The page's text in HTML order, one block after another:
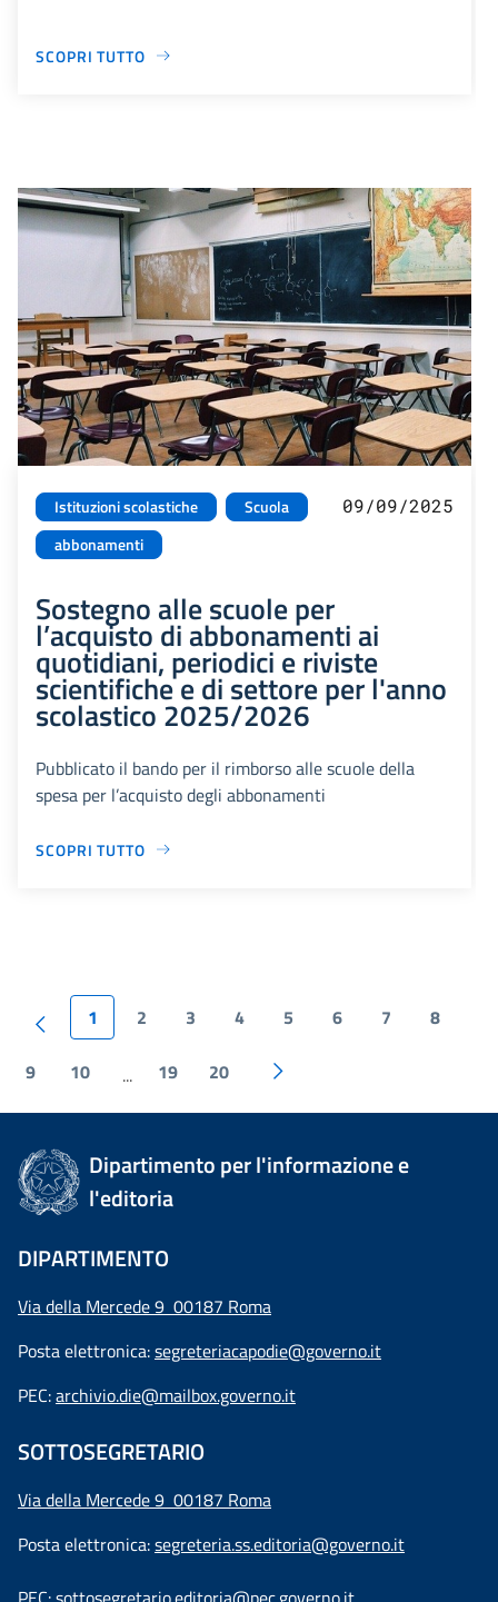
SCOPRI TUTTO
Istituzioni scolastiche
Scuola
abbonamenti
09/09/2025
Sostegno alle scuole per
l’acquisto di abbonamenti ai
quotidiani, periodici e riviste
scientifiche e di settore per l'anno
scolastico 2025/2026
Pubblicato il bando per il rimborso alle scuole della
spesa per l’acquisto degli abbonamenti
SCOPRI TUTTO
1 2 3 4 5 6 7 8
9 10 ... 19 20
Dipartimento per l'informazione e
l'editoria
DIPARTIMENTO
Via della Mercede 9 00187 Roma
Posta elettronica:segreteriacapodie@governo.it
PEC:archivio.die@mailbox.governo.it
SOTTOSEGRETARIO
Via della Mercede 9 00187 Roma
Posta elettronica:segreteria.ss.editoria@governo.it